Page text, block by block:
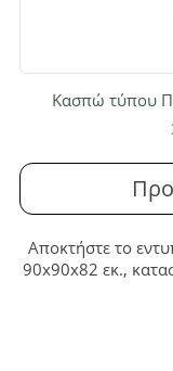
Κασπώ τύπου
Αποκτήστε το
90x90x82 εκ.,
προσφέρει